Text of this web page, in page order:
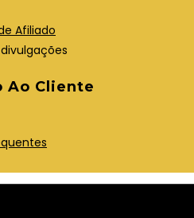
Afiliado
Ao Cliente